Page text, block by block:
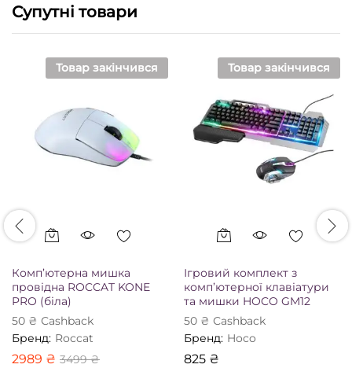
Супутні товари
Товар закінчився
Комп’ютерна мишка
провідна ROCCAT KONE
PRO (біла)
50 ₴ Сashback
Бренд: Roccat
2989 ₴ 3499₴
Товар закінчився
Ігровий комплект з
комп’ютерної клавіатури
та мишки HOCO GM12
50 ₴ Сashback
Бренд: Hoco
825 ₴